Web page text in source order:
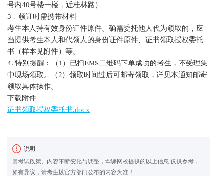
号内40号楼一楼，近桂林路）
3．领证时需携带材料
考生本人持有效身份证件原件。确需委托他人代为领取的，应
当提供考生本人和代领人的身份证件原件、证书领取授权委托
书（样本见附件）等。
4. 特别提醒：（1）已扫EMS二维码下单成功的考生，不受理集
中现场领取。（2）领取时间过后可邮寄领取，详见本通知邮寄
领取具体操作。
下载附件
证书领取授权委托书.docx
说明
因考试政策、内容不断变化与调整，华课网校提供的以上信息 仅供参考，
如有异议，请考生以官方部门公布的内容为准！